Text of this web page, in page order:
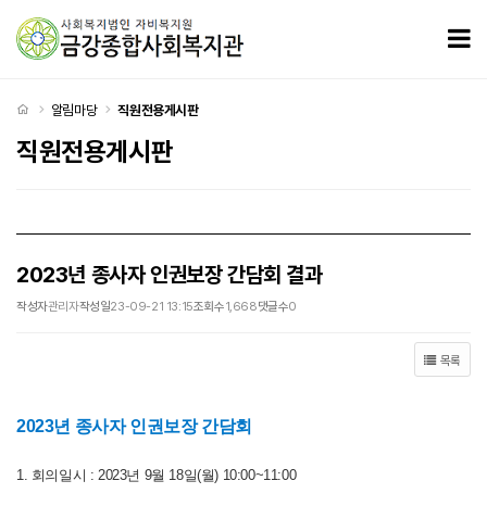
처음으로
알림마당 직원전용게시판
직원전용게시판
2023년 종사자 인권보장 간담회 결과
작성자관리자작성일23-09-21 13:15조회수1,668댓글수0
목록
2023년 종사자 인권보장 간담회
1. 회의일시 : 2023년 9월 18일(월) 10:00~11:00